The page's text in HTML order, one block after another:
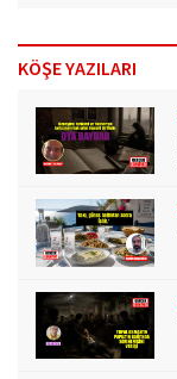
KÖŞE YAZILARI